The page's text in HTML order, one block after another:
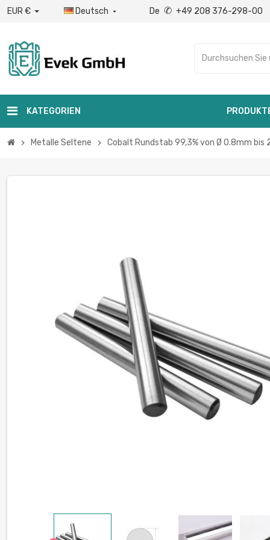
EUR € Deutsch  De ✆ +49 208 376-298-00
KATEGORIEN
chevron_right Metalle Seltene chevron_right Cobalt Rundstab 99,3% von Ø 0.8mm bis